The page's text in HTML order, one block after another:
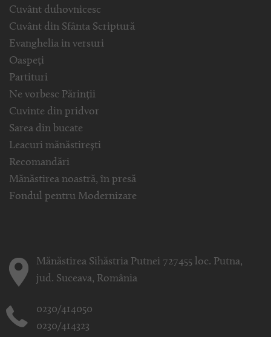
Cuvânt duhovnicesc
Cuvânt din Sfânta Scriptură
Evanghelia in versuri
Oaspeți
Partituri
Ne vorbesc Părinții
Cuvinte din pridvor
Sarea din bucate
Leacuri mănăstirești
Recomandări
Mănăstirea noastră, în presă
Fondul pentru Modernizare
Mănăstirea Sihăstria Putnei 727455 loc. Putna,
jud. Suceava, România
0230/414050
0230/414323